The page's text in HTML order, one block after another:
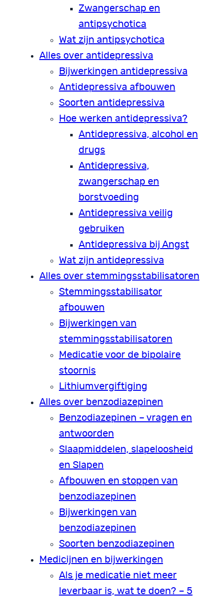
Zwangerschap en
antipsychotica
Wat zijn antipsychotica
Alles over antidepressiva
Bijwerkingen antidepressiva
Antidepressiva afbouwen
Soorten antidepressiva
Hoe werken antidepressiva?
Antidepressiva, alcohol en
drugs
Antidepressiva,
zwangerschap en
borstvoeding
Antidepressiva veilig
gebruiken
Antidepressiva bij Angst
Wat zijn antidepressiva
Alles over stemmingsstabilisatoren
Stemmingsstabilisator
afbouwen
Bijwerkingen van
stemmingsstabilisatoren
Medicatie voor de bipolaire
stoornis
Lithiumvergiftiging
Alles over benzodiazepinen
Benzodiazepinen – vragen en
antwoorden
Slaapmiddelen, slapeloosheid
en Slapen
Afbouwen en stoppen van
benzodiazepinen
Bijwerkingen van
benzodiazepinen
Soorten benzodiazepinen
Medicijnen en bijwerkingen
Als je medicatie niet meer
leverbaar is, wat te doen? – 5